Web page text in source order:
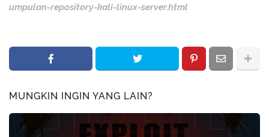
umpulan-repository-kali-linux-server.html
MUNGKIN INGIN YANG LAIN?